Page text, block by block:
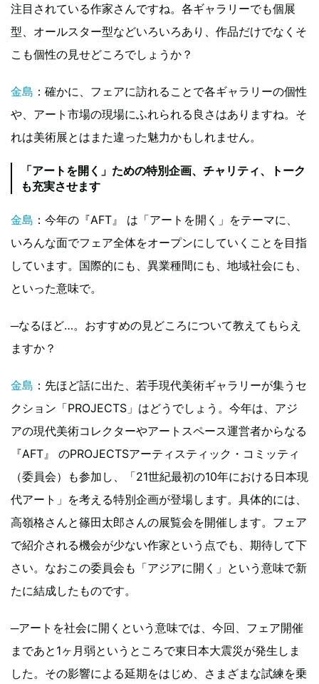
注目されている作家さんですね。各ギャラリーでも個展
型、オールスター型などいろいろあり、作品だけでなくそ
こも個性の見せどころでしょうか？
金島 ：確かに、フェアに訪れることで各ギャラリーの個性
や、アート市場の現場にふれられる良さはありますね。そ
れは美術展とはまた違った魅力かもしれません。
「アートを開く」ための特別企画、チャリティ、トーク
も充実させます
金島 ：今年の『AFT』 は「アートを開く」をテーマに、
いろんな面でフェア全体をオープンにしていくことを目指
しています。国際的にも、異業種間にも、地域社会にも、
といった意味で。
─なるほど…。おすすめの見どころについて教えてもらえ
ますか？
金島 ：先ほど話に出た、若手現代美術ギャラリーが集うセ
クション「PROJECTS」はどうでしょう。今年は、アジ
アの現代美術コレクターやアートスペース運営者からなる
『AFT』 のPROJECTSアーティスティック・コミッティ
（委員会）も参加し、「21世紀最初の10年における日本現
代アート」を考える特別企画が登場します。具体的には、
高嶺格さんと篠田太郎さんの展覧会を開催します。フェア
で紹介される機会が少ない作家という点でも、期待して下
さい。なおこの委員会も「アジアに開く」という意味で新
たに結成したものです。
─アートを社会に開くという意味では、今回、フェア開催
まであと1ヶ月弱というところで東日本大震災が発生しま
した。その影響による延期をはじめ、さまざまな試練を乗